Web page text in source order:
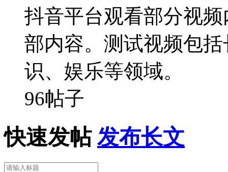
抖音平台观看部分视
部内容。测试视频包
识、娱乐等领域。
96帖子
快速发帖 发布长文